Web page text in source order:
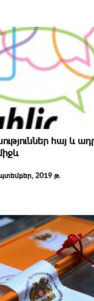
հայ և
2019 թ.